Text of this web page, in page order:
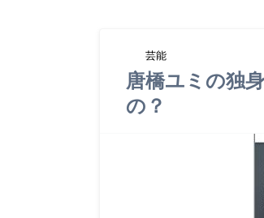
芸能
唐橋ユミの独
の？